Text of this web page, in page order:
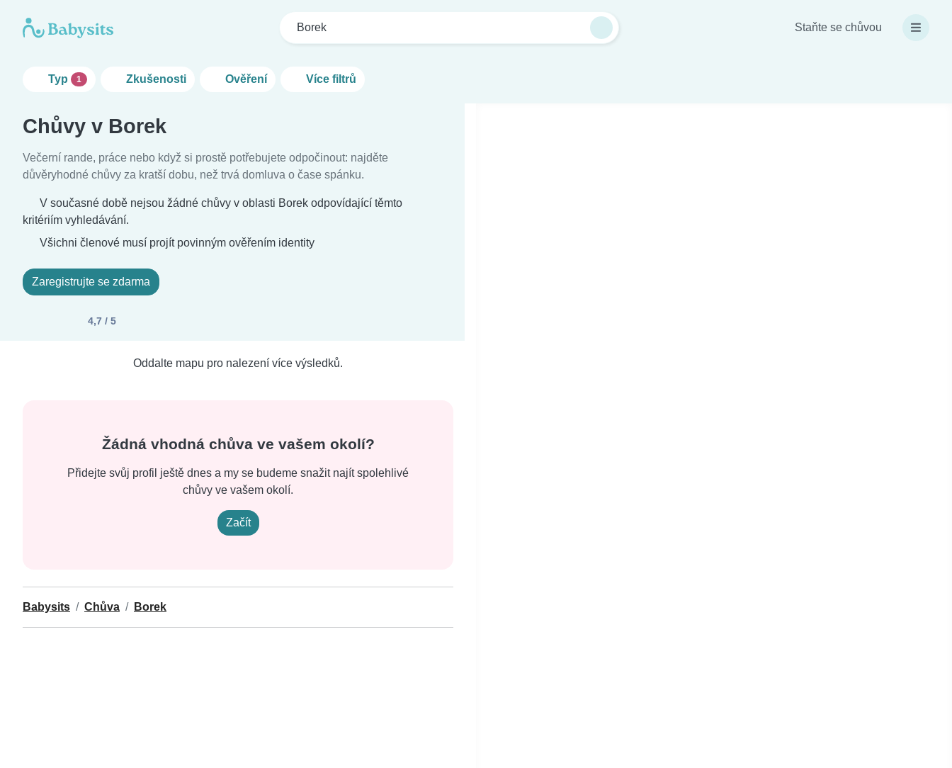
Borek Staňte se chůvou
Typ 1 Zkušenosti Ověření Více filtrů
Chůvy v Borek
Večerní rande, práce nebo když si prostě potřebujete odpočinout: najděte
důvěryhodné chůvy za kratší dobu, než trvá domluva o čase spánku.
V současné době nejsou žádné chůvy v oblasti Borek odpovídající těmto
kritériím vyhledávání.
Všichni členové musí projít povinným ověřením identity
Zaregistrujte se zdarma
4,7 / 5
Oddalte mapu pro nalezení více výsledků.
Žádná vhodná chůva ve vašem okolí?
Přidejte svůj profil ještě dnes a my se budeme snažit najít spolehlivé
chůvy ve vašem okolí.
Začít
Babysits Chůva Borek